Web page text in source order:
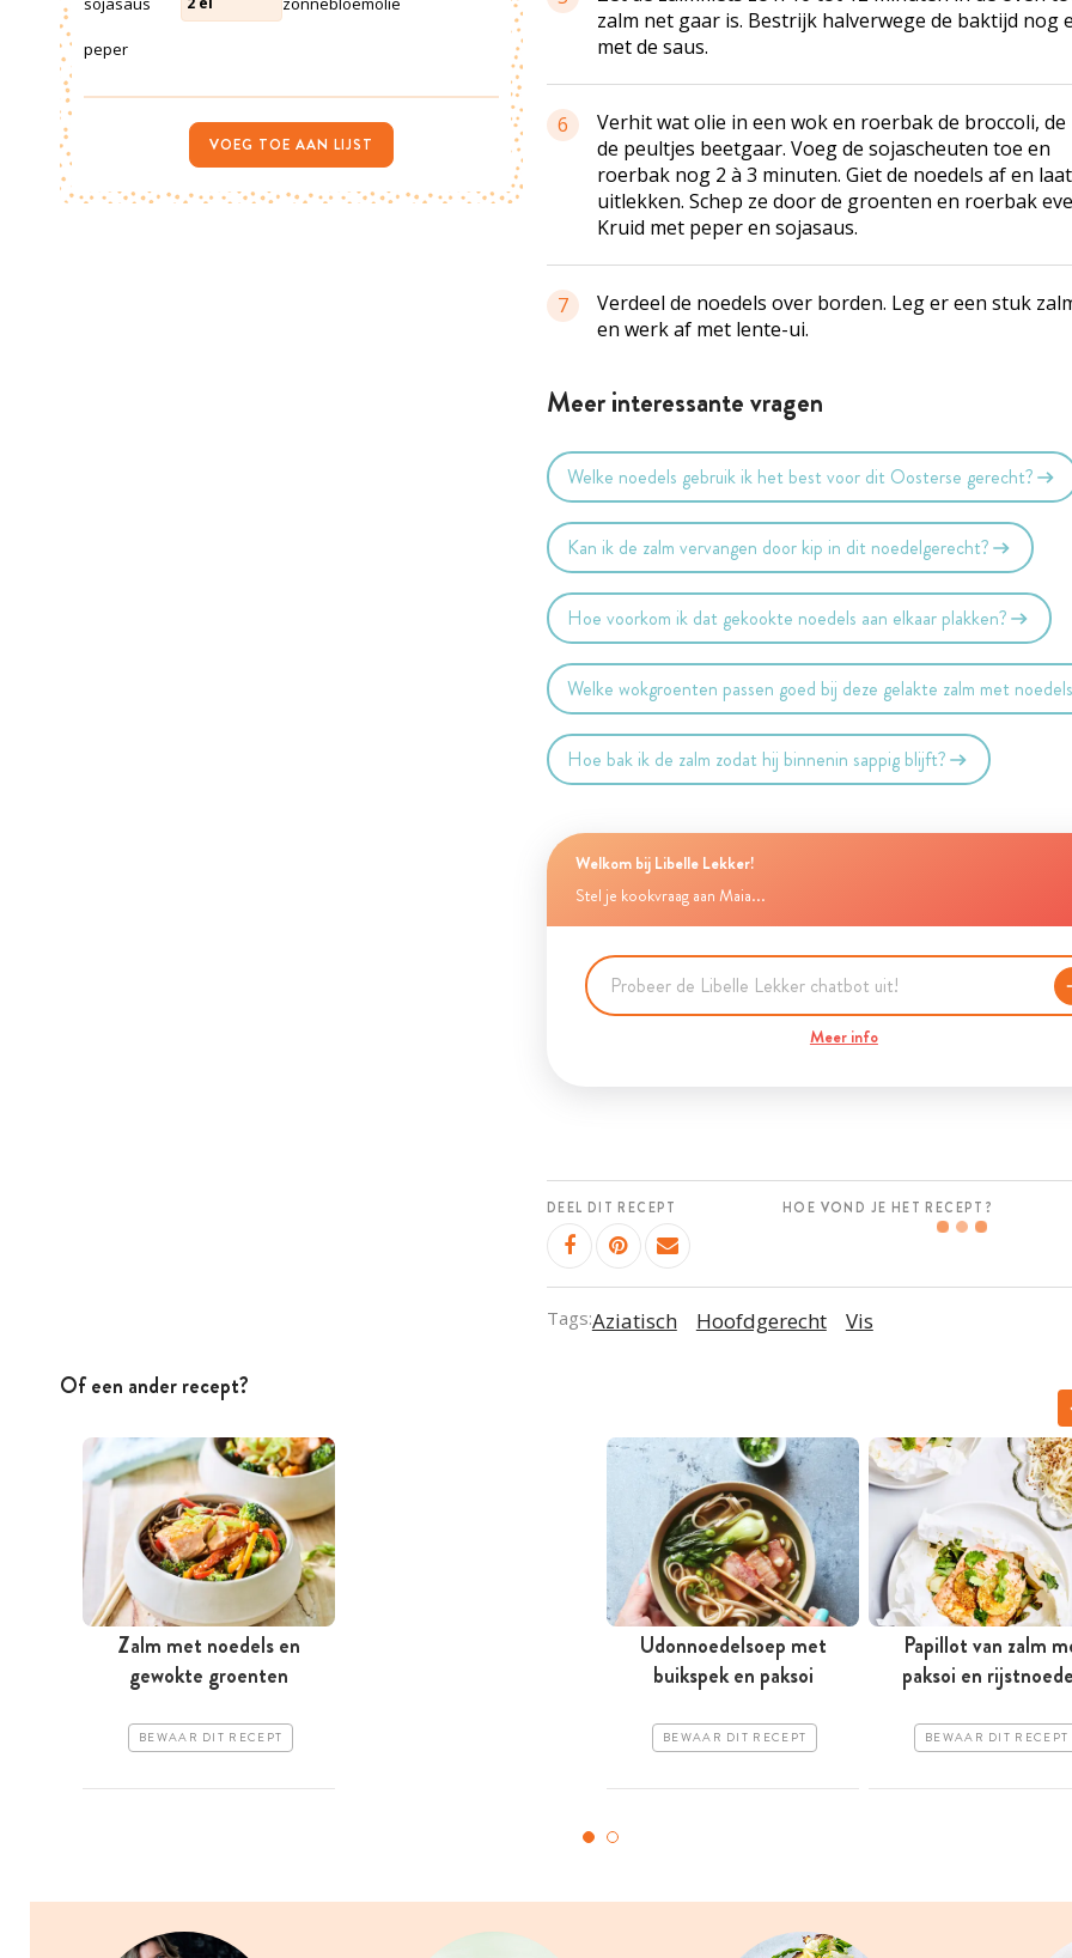
zalm net gaar is. Bestrijk halverwege de baktijd nog
met de saus.
6
Verhit wat olie in een wok en roerbak de broccoli, de
de peultjes beetgaar. Voeg de sojascheuten toe en
roerbak nog 2 à 3 minuten. Giet de noedels af en laat
uitlekken. Schep ze door de groenten en roerbak
Kruid met peper en sojasaus.
7
Verdeel de noedels over borden. Leg er een stuk
en werk af met lente-ui.
Meer interessante vragen
Welke noedels gebruik ik het best voor dit Oosterse gerecht?
Kan ik de zalm vervangen door kip in dit noedelgerecht?
Hoe voorkom ik dat gekookte noedels aan elkaar plakken?
Welke wokgroenten passen goed bij deze gelakte zalm met
Hoe bak ik de zalm zodat hij binnenin sappig blijft?
Welkom bij Libelle Lekker!
Stel je kookvraag aan Maia...
Meer info
DEEL DIT RECEPT HOE VOND JE HET RECEPT?
Tags:Aziatisch Hoofdgerecht Vis
peper
VOEG TOE AAN LIJST
Of een ander recept?
Zalm met noedels en
gewokte groenten
BEWAAR DIT RECEPT
Udonnoedelsoep met
buikspek en paksoi
BEWAAR DIT RECEPT
Papillot van zalm
paksoi en
BEWAAR DIT RECEPT